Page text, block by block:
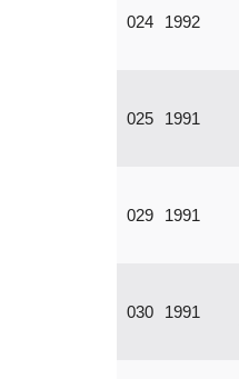
024 1992
025 1991
029 1991
030 1991